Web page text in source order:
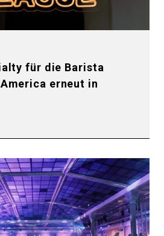
für die Barista
erneut in